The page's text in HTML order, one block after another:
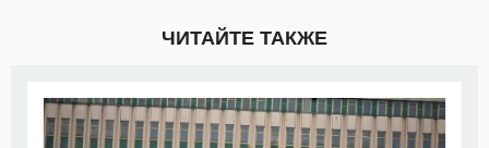
ЧИТАЙТЕ ТАКЖЕ